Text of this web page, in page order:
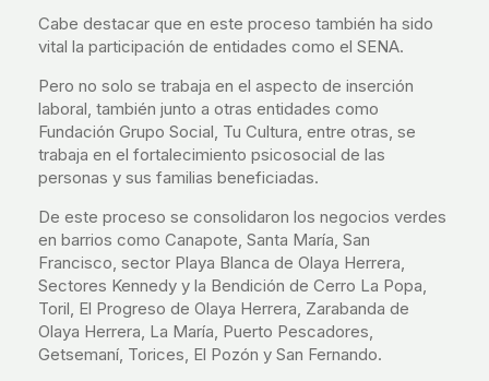
Cabe destacar que en este proceso también ha sido
vital la participación de entidades como el SENA.
Pero no solo se trabaja en el aspecto de inserción
laboral, también junto a otras entidades como
Fundación Grupo Social, Tu Cultura, entre otras, se
trabaja en el fortalecimiento psicosocial de las
personas y sus familias beneficiadas.
De este proceso se consolidaron los negocios verdes
en barrios como Canapote, Santa María, San
Francisco, sector Playa Blanca de Olaya Herrera,
Sectores Kennedy y la Bendición de Cerro La Popa,
Toril, El Progreso de Olaya Herrera, Zarabanda de
Olaya Herrera, La María, Puerto Pescadores,
Getsemaní, Torices, El Pozón y San Fernando.